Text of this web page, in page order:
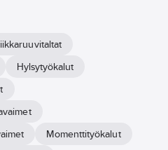
Hylsytyökalut
Momenttityökalut